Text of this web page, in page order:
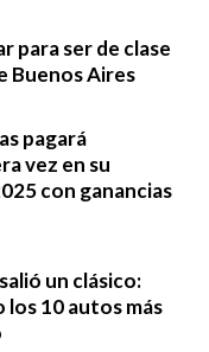
para ser de clase
Buenos Aires
pagará
vez en su
con ganancias
un clásico:
los 10 autos más